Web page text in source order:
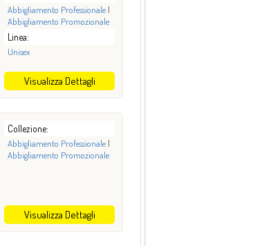
Abbigliamento Professionale |
Abbigliamento Promozionale
Linea:
Unisex
Visualizza Dettagli
Collezione:
Abbigliamento Professionale |
Abbigliamento Promozionale
Visualizza Dettagli